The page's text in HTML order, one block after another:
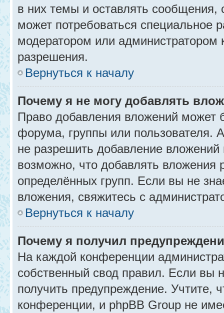
в них темы и оставлять сообщения,
может потребоваться специальное
модератором или администратором
разрешения.
Вернуться к началу
Почему я не могу добавлять
Право добавления вложений может
форума, группы или пользователя.
не разрешить добавление
возможно, что добавлять вложения
определённых групп. Если вы не
вложения, свяжитесь с
Вернуться к началу
Почему я получил
На каждой конференции
собственный свод правил. Если вы
получить предупреждение. Учтите,
конференции, и phpBB Group не